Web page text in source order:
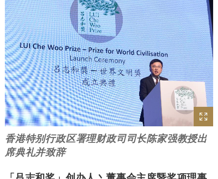
香港特别行政区署理财政司司长陈家强教授出
席典礼并致辞